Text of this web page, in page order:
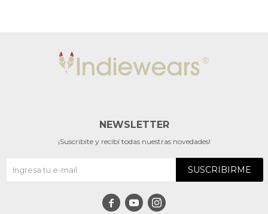
NEWSLETTER
¡Suscribite y recibí todas nuestras novedades!
SUSCRIBIRME
  